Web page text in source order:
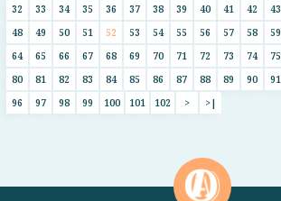
32
33 34 35 36 37 38 39 40 41 42 43
48
49 50 51 52 53 54 55 56 57 58 59
64
65 66 67 68 69 70 71 72 73 74 75
80
81 82 83 84 85 86 87 88 89 90 91
96
97 98 99 100 101 102 > >|